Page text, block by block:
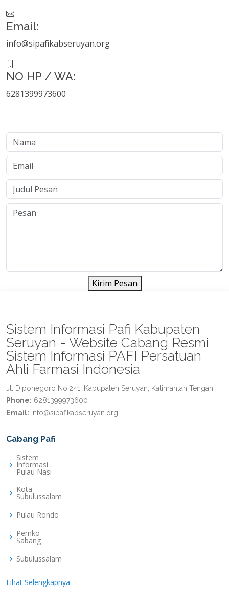
Email:
info@sipafikabseruyan.org
NO HP / WA:
6281399973600
Kirim Pesan
Sistem Informasi Pafi Kabupaten
Seruyan - Website Cabang Resmi
Sistem Informasi PAFI Persatuan
Ahli Farmasi Indonesia
Jl. Diponegoro No.241, Kabupaten Seruyan, Kalimantan Tengah
Phone: 6281399973600
Email: info@sipafikabseruyan.org
Cabang Pafi
Sistem
Informasi
Pulau Nasi
Kota
Subulussalam
Pulau Rondo
Pemko
Sabang
Subulussalam
Lihat Selengkapnya